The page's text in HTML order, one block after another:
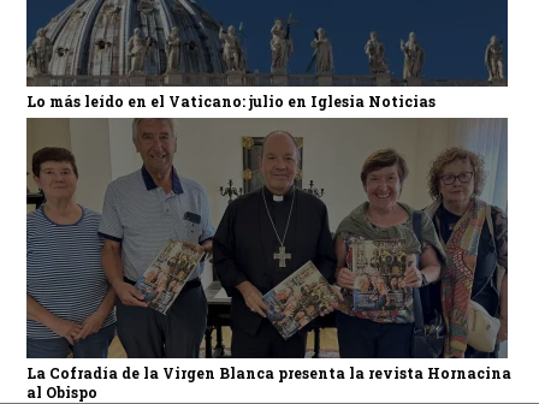
Lo más leído en el Vaticano: julio en Iglesia Noticias
La Cofradía de la Virgen Blanca presenta la revista Hornacina
al Obispo